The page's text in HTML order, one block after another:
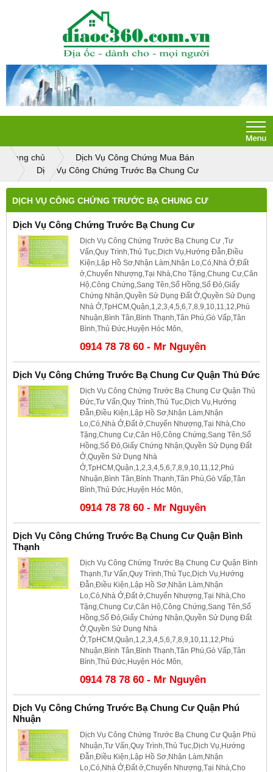
Trang chủ
Dịch Vụ Công Chứng Mua Bán
Dịch Vụ Công Chứng Trước Bạ Chung Cư
DỊCH VỤ CÔNG CHỨNG TRƯỚC BẠ CHUNG CƯ
Dịch Vụ Công Chứng Trước Bạ Chung Cư
Dịch Vụ Công Chứng Trước Bạ Chung Cư ,Tư
Vấn,Quy Trình,Thủ Tục,Dịch Vụ,Hướng Đẫn,Điều
Kiện,Lập Hồ Sơ,Nhận Làm,Nhận Lo,Có,Nhà Ở,Đất
ở,Chuyển Nhượng,Tại Nhà,Cho Tặng,Chung Cư,Căn
Hộ,Công Chứng,Sang Tên,Sổ Hồng,Sổ Đỏ,Giấy
Chứng Nhận,Quyền Sử Dụng Đất Ở,Quyền Sử Dụng
Nhà Ở,TpHCM,Quận,1,2,3,4,5,6,7,8,9,10,11,12,Phú
Nhuận,Bình Tân,Bình Thạnh,Tân Phú,Gò Vấp,Tân
Bình,Thủ Đức,Huyện Hóc Môn,
0914 78 78 60 - Mr Nguyên
Dịch Vụ Công Chứng Trước Bạ Chung Cư Quận Thủ Đức
Dịch Vụ Công Chứng Trước Bạ Chung Cư Quận Thủ
Đức,Tư Vấn,Quy Trình,Thủ Tục,Dịch Vụ,Hướng
Đẫn,Điều Kiện,Lập Hồ Sơ,Nhận Làm,Nhận
Lo,Có,Nhà Ở,Đất ở,Chuyển Nhượng,Tại Nhà,Cho
Tặng,Chung Cư,Căn Hộ,Công Chứng,Sang Tên,Sổ
Hồng,Sổ Đỏ,Giấy Chứng Nhận,Quyền Sử Dụng Đất
Ở,Quyền Sử Dụng Nhà
Ở,TpHCM,Quận,1,2,3,4,5,6,7,8,9,10,11,12,Phú
Nhuận,Bình Tân,Bình Thạnh,Tân Phú,Gò Vấp,Tân
Bình,Thủ Đức,Huyện Hóc Môn,
0914 78 78 60 - Mr Nguyên
Dịch Vụ Công Chứng Trước Bạ Chung Cư Quận Bình
Thạnh
Dịch Vụ Công Chứng Trước Bạ Chung Cư Quận Bình
Thạnh,Tư Vấn,Quy Trình,Thủ Tục,Dịch Vụ,Hướng
Đẫn,Điều Kiện,Lập Hồ Sơ,Nhận Làm,Nhận
Lo,Có,Nhà Ở,Đất ở,Chuyển Nhượng,Tại Nhà,Cho
Tặng,Chung Cư,Căn Hộ,Công Chứng,Sang Tên,Sổ
Hồng,Sổ Đỏ,Giấy Chứng Nhận,Quyền Sử Dụng Đất
Ở,Quyền Sử Dụng Nhà
Ở,TpHCM,Quận,1,2,3,4,5,6,7,8,9,10,11,12,Phú
Nhuận,Bình Tân,Bình Thạnh,Tân Phú,Gò Vấp,Tân
Bình,Thủ Đức,Huyện Hóc Môn,
0914 78 78 60 - Mr Nguyên
Dịch Vụ Công Chứng Trước Bạ Chung Cư Quận Phú
Nhuận
Dịch Vụ Công Chứng Trước Bạ Chung Cư Quận Phú
Nhuận,Tư Vấn,Quy Trình,Thủ Tục,Dịch Vụ,Hướng
Đẫn,Điều Kiện,Lập Hồ Sơ,Nhận Làm,Nhận
Lo,Có,Nhà Ở,Đất ở,Chuyển Nhượng,Tại Nhà,Cho